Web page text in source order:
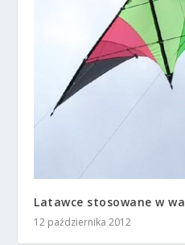
Latawce stosowane w
12 października 2012